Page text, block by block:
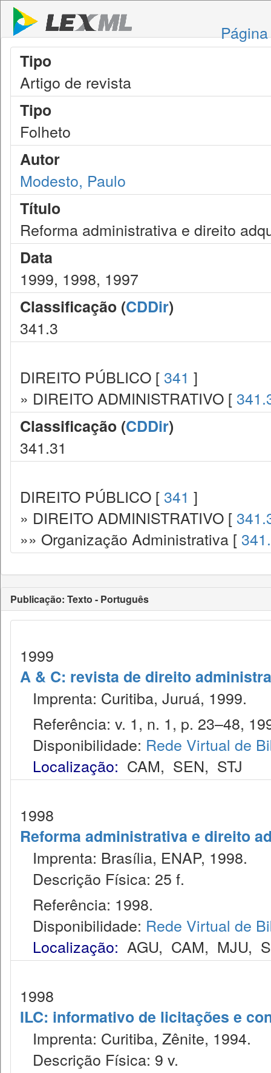
Tipo
Artigo de revista
Tipo
Folheto
Autor
Modesto, Paulo
Título
Reforma administrativa e direito
Data
1999, 1998, 1997
Classificação (CDDir)
341.3
DIREITO PÚBLICO [ 341 ]
» DIREITO ADMINISTRATIVO [
Classificação (CDDir)
341.31
DIREITO PÚBLICO [ 341 ]
» DIREITO ADMINISTRATIVO [
»» Organização Administrativa [
Publicação: Texto - Português
1999
A & C: revista de direito
Imprenta: Curitiba, Juruá, 1999.
Referência: v. 1, n. 1, p. 23–48,
Disponibilidade: Rede Virtual de
Localização: CAM, SEN, STJ
1998
Reforma administrativa e direito
Imprenta: Brasília, ENAP, 1998.
Descrição Física: 25 f.
Referência: 1998.
Disponibilidade: Rede Virtual de
Localização: AGU, CAM, MJU,
1998
ILC: informativo de licitações e
Imprenta: Curitiba, Zênite, 1994.
Descrição Física: 9 v.